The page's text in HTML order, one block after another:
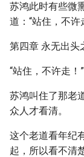
苏鸿此时有些微
道：“站住，不许
第四章 永无出头
“站住，不许走！”
苏鸿叫住了那老
众人才看清。
这个老道看年纪
起，所以看不清楚